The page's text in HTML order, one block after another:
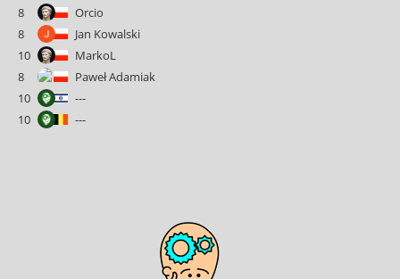
8
Orcio
8
Jan Kowalski
10
MarkoL
8
Paweł Adamiak
10
---
10
---